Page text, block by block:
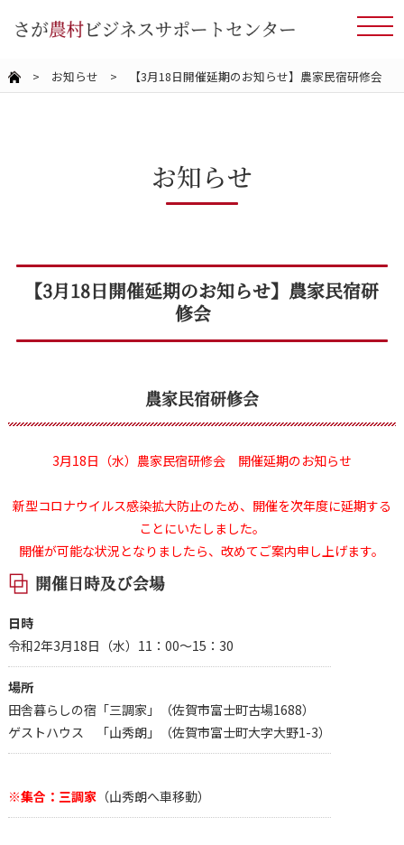
> お知らせ > 【3月18日開催延期のお知らせ】農家民宿研修会
お知らせ
【3月18日開催延期のお知らせ】農家民宿研
修会
農家民宿研修会
3月18日（水）農家民宿研修会 開催延期のお知らせ
新型コロナウイルス感染拡大防止のため、開催を次年度に延期する
ことにいたしました。
開催が可能な状況となりましたら、改めてご案内申し上げます。
開催日時及び会場
日時
令和2年3月18日（水）11：00～15：30
場所
田舎暮らしの宿「三調家」（佐賀市富士町古場1688）
ゲストハウス 「山秀朗」（佐賀市富士町大字大野1-3）
※集合：三調家（山秀朗へ車移動）